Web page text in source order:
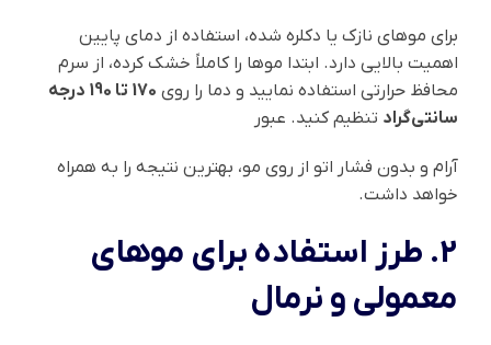
برای موهای نازک یا دکلره شده، استفاده از دمای پایین
اهمیت بالایی دارد. ابتدا موها را کاملاً خشک کرده، از سرم
محافظ حرارتی استفاده نمایید و دما را روی
170 تا 190 درجه
سانتی‌گراد تنظیم کنید. عبور
آرام و بدون فشار اتو از روی مو، بهترین نتیجه را به همراه
خواهد داشت.
2. طرز استفاده برای موهای
معمولی و نرمال